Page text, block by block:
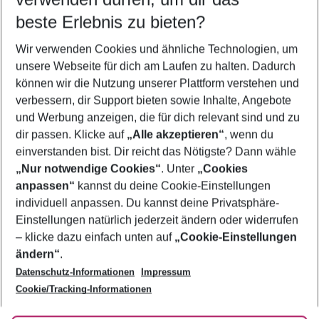
5-8 Nächte
2 Erwachsene Keine Kinder
Mehr Filter anzeigen
Footer
Footer navigation
Über uns
AGB
Bestpreisgarantie
Cookie-Einstellungen ändern
Cookie-Richtlinie
Agenturbetreuung
Barrierefreies Reisen
Folge uns
beste Erlebnis zu bieten?
Wir verwenden Cookies und ähnliche Technologien, um
unsere Webseite für dich am Laufen zu halten. Dadurch
können wir die Nutzung unserer Plattform verstehen und
verbessern, dir Support bieten sowie Inhalte, Angebote
und Werbung anzeigen, die für dich relevant sind und zu
dir passen. Klicke auf „Alle akzeptieren“, wenn du
einverstanden bist. Dir reicht das Nötigste? Dann wähle
„Nur notwendige Cookies“. Unter „Cookies
anpassen“ kannst du deine Cookie-Einstellungen
individuell anpassen. Du kannst deine Privatsphäre-
Einstellungen natürlich jederzeit ändern oder widerrufen
– klicke dazu einfach unten auf „Cookie-Einstellungen
ändern“.
Datenschutz-Informationen
Impressum
Cookie/Tracking-Informationen